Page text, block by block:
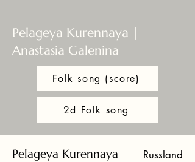
Pelageya Kurennaya |
Anastasia Galenina
Folk song (score)
2d Folk song
Pelageya Kurennaya Russland